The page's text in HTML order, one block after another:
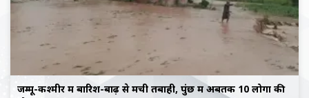
जम्मू-कश्मीर में बारिश-बाढ़ से मची तबाही, पुंछ में अबतक 10 लोगों की